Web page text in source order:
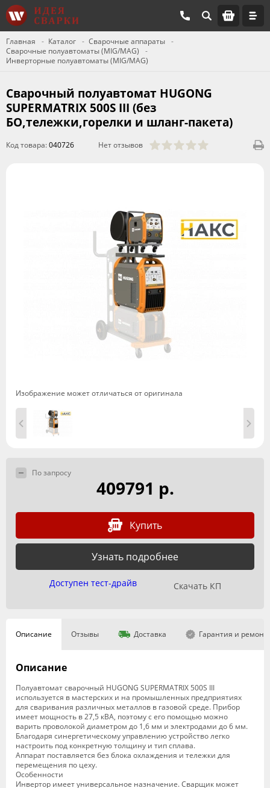
Главная Каталог
Сварочные аппараты
Сварочные полуавтоматы (MIG/MAG)
Инверторные полуавтоматы (MIG/MAG)
Сварочный полуавтомат HUGONG
SUPERMATRIX 500S III (без
БО,тележки,горелки и шланг-пакета)
Код товара:040726 Нет отзывов
Изображение может отличаться от оригинала
По запросу
409791 р.
Купить
Узнать подробнее
Доступен тест-драйв Скачать КП
Описание Отзывы Доставка Гарантия и ремонт
Описание
Полуавтомат сварочный HUGONG SUPERMATRIX 500S III
используется в мастерских и на промышленных предприятиях
для сваривания различных металлов в газовой среде. Прибор
имеет мощность в 27,5 кВА, поэтому с его помощью можно
варить проволокой диаметром до 1,6 мм и электродами до 6 мм.
Благодаря синергетическому управлению устройство легко
настроить под конкретную толщину и тип сплава.
Аппарат поставляется без блока охлаждения и тележки для
перемещения по цеху.
Особенности
Инвертор имеет универсальное назначение. Сварщик может